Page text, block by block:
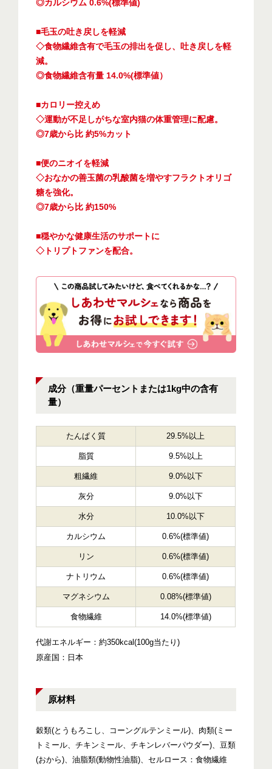
◎カルシウム 0.6%(標準値)
■毛玉の吐き戻しを軽減
◇食物繊維含有で毛玉の排出を促し、吐き戻しを軽
減。
◎食物繊維含有量 14.0%(標準値）
■カロリー控えめ
◇運動が不足しがちな室内猫の体重管理に配慮。
◎7歳から比 約5%カット
■便のニオイを軽減
◇おなかの善玉菌の乳酸菌を増やすフラクトオリゴ
糖を強化。
◎7歳から比 約150%
■穏やかな健康生活のサポートに
◇トリプトファンを配合。
成分（重量パーセントまたは1kg中の含有
量）
たんぱく質 29.5%以上
脂質 9.5%以上
粗繊維 9.0%以下
灰分 9.0%以下
水分 10.0%以下
カルシウム 0.6%(標準値)
リン 0.6%(標準値)
ナトリウム 0.6%(標準値)
マグネシウム 0.08%(標準値)
食物繊維 14.0%(標準値)
代謝エネルギー：約350kcal(100g当たり)
原産国：日本
原材料
穀類(とうもろこし、コーングルテンミール)、肉類(ミー
トミール、チキンミール、チキンレバーパウダー)、豆類
(おから)、油脂類(動物性油脂)、セルロース：食物繊維